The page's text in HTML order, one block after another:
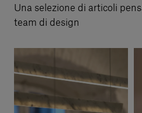
Una selezione di articoli
team di design